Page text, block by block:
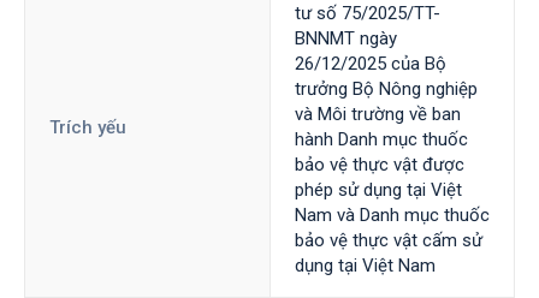
Trích yếu
tư số 75/2025/TT-
BNNMT ngày
26/12/2025 của Bộ
trưởng Bộ Nông nghiệp
và Môi trường về ban
hành Danh mục thuốc
bảo vệ thực vật được
phép sử dụng tại Việt
Nam và Danh mục thuốc
bảo vệ thực vật cấm sử
dụng tại Việt Nam